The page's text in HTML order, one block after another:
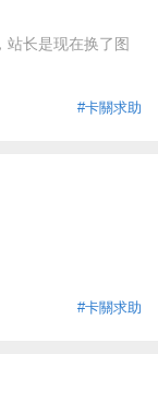
站长是现在换了图
#卡關求助
#卡關求助